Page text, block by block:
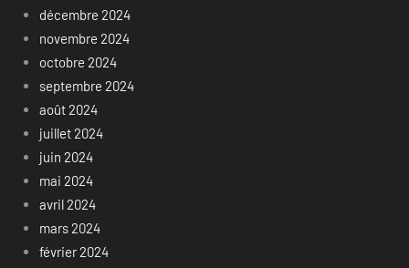
décembre 2024
novembre 2024
octobre 2024
septembre 2024
août 2024
juillet 2024
juin 2024
mai 2024
avril 2024
mars 2024
février 2024